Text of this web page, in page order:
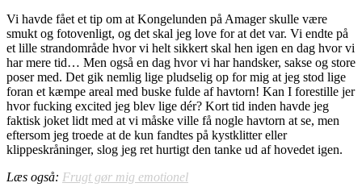
Vi havde fået et tip om at Kongelunden på Amager skulle være
smukt og fotovenligt, og det skal jeg love for at det var. Vi endte på
et lille strandområde hvor vi helt sikkert skal hen igen en dag hvor vi
har mere tid… Men også en dag hvor vi har handsker, sakse og store
poser med. Det gik nemlig lige pludselig op for mig at jeg stod lige
foran et kæmpe areal med buske fulde af havtorn! Kan I forestille jer
hvor fucking excited jeg blev lige dér? Kort tid inden havde jeg
faktisk joket lidt med at vi måske ville få nogle havtorn at se, men
eftersom jeg troede at de kun fandtes på kystklitter eller
klippeskråninger, slog jeg ret hurtigt den tanke ud af hovedet igen.
Læs også: Frugt gør mig emotionel